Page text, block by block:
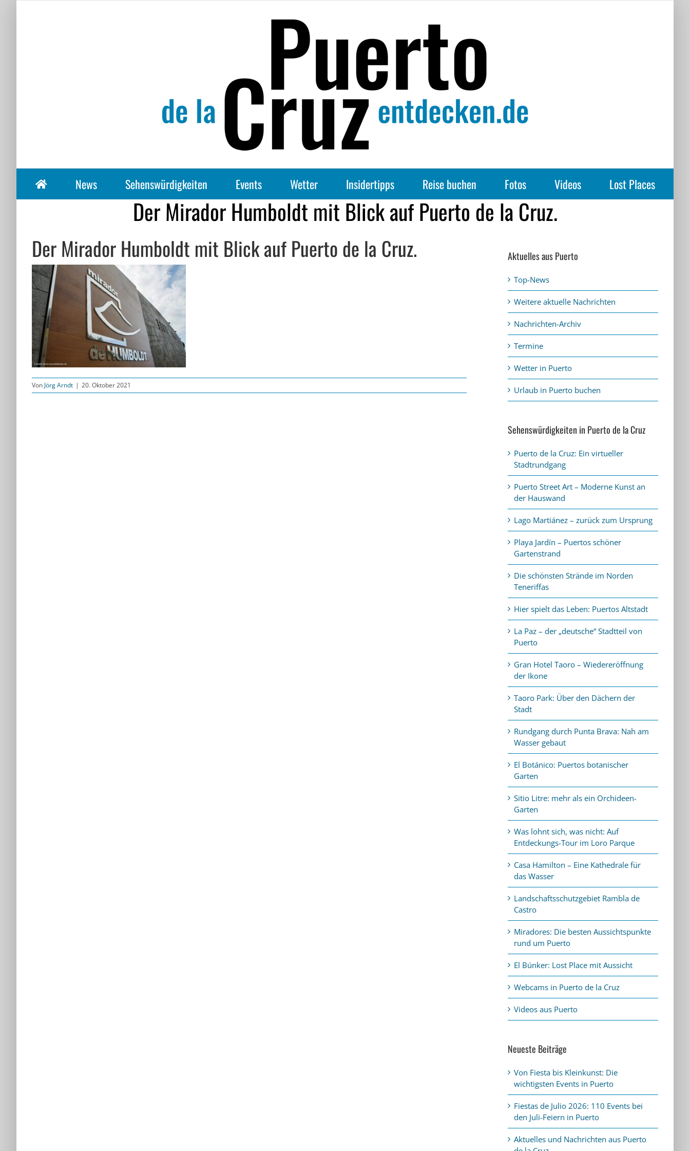
News Sehenswürdigkeiten Events Wetter Insidertipps Reise buchen Fotos Videos Lost Places
Der Mirador Humboldt mit Blick auf Puerto de la Cruz.
Der Mirador Humboldt mit Blick auf Puerto de la Cruz.
Von Jörg Arndt | 20. Oktober 2021
Aktuelles aus Puerto
Top-News
Weitere aktuelle Nachrichten
Nachrichten-Archiv
Termine
Wetter in Puerto
Urlaub in Puerto buchen
Sehenswürdigkeiten in Puerto de la Cruz
Puerto de la Cruz: Ein virtueller
Stadtrundgang
Puerto Street Art – Moderne Kunst an
der Hauswand
Lago Martiánez – zurück zum Ursprung
Playa Jardín – Puertos schöner
Gartenstrand
Die schönsten Strände im Norden
Teneriffas
Hier spielt das Leben: Puertos Altstadt
La Paz – der „deutsche“ Stadtteil von
Puerto
Gran Hotel Taoro – Wiedereröffnung
der Ikone
Taoro Park: Über den Dächern der
Stadt
Rundgang durch Punta Brava: Nah am
Wasser gebaut
El Botánico: Puertos botanischer
Garten
Sitio Litre: mehr als ein Orchideen-
Garten
Was lohnt sich, was nicht: Auf
Entdeckungs-Tour im Loro Parque
Casa Hamilton – Eine Kathedrale für
das Wasser
Landschaftsschutzgebiet Rambla de
Castro
Miradores: Die besten Aussichtspunkte
rund um Puerto
El Búnker: Lost Place mit Aussicht
Webcams in Puerto de la Cruz
Videos aus Puerto
Neueste Beiträge
Von Fiesta bis Kleinkunst: Die
wichtigsten Events in Puerto
Fiestas de Julio 2026: 110 Events bei
den Juli-Feiern in Puerto
Aktuelles und Nachrichten aus Puerto